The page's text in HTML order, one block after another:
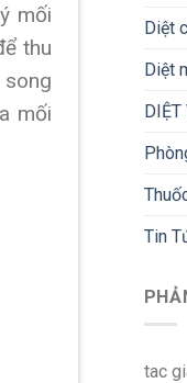
mối
thu
mối
Diệt
Diệt
DIỆT
Tin
tac